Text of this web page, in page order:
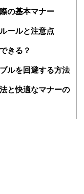
する書籍・雑誌の編集経
掲載まですべての工程に
ツを追求しています。
続診断士、住宅ローンア
ャリアコンサルタントな
の基本マナー
ールと注意点
きる？
ルを回避する方法
と快適なマナーの